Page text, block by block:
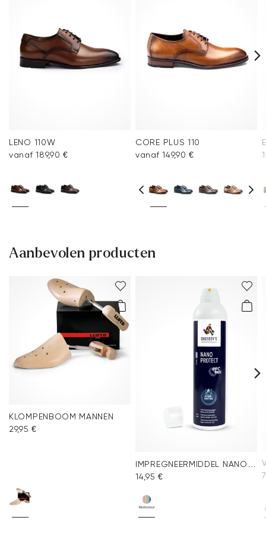
LENO 110W
vanaf 189,90 €
CORE PLUS 110
vanaf 149,90 €
Aanbevolen producten
KLOMPENBOOM MANNEN
29,95 €
IMPREGNEERMIDDEL NANO PROTECT SPRAY
14,95 €